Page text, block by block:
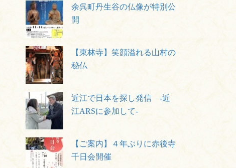
余呉町丹生谷の仏像が特別公
開
【東林寺】笑顔溢れる山村の
秘仏
近江で日本を探し発信 -近
江ARSに参加して-
【ご案内】４年ぶりに赤後寺
千日会開催